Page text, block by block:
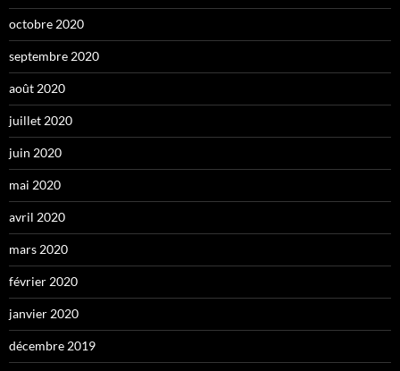
octobre 2020
septembre 2020
août 2020
juillet 2020
juin 2020
mai 2020
avril 2020
mars 2020
février 2020
janvier 2020
décembre 2019